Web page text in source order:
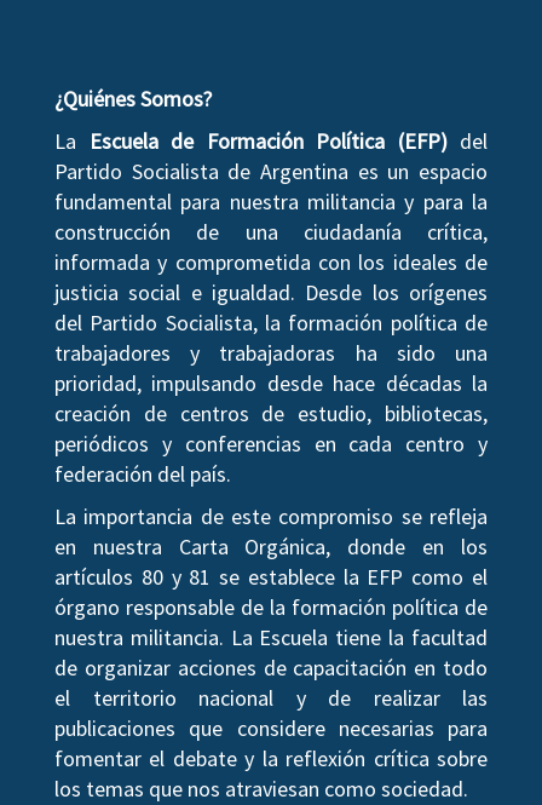
¿Quiénes Somos?
La
Escuela de Formación Política (EFP)del
Partido Socialista de Argentina es un espacio
fundamental para nuestra militancia y para la
construcción de una ciudadanía crítica,
informada y comprometida con los ideales de
justicia social e igualdad. Desde los orígenes
del Partido Socialista, la formación política de
trabajadores y trabajadoras ha sido una
prioridad, impulsando desde hace décadas la
creación de centros de estudio, bibliotecas,
periódicos y conferencias en cada centro y
federación del país.
La importancia de este compromiso se refleja
en nuestra Carta Orgánica, donde en los
artículos 80 y 81 se establece la EFP como el
órgano responsable de la formación política de
nuestra militancia. La Escuela tiene la facultad
de organizar acciones de capacitación en todo
el territorio nacional y de realizar las
publicaciones que considere necesarias para
fomentar el debate y la reflexión crítica sobre
los temas que nos atraviesan como sociedad.